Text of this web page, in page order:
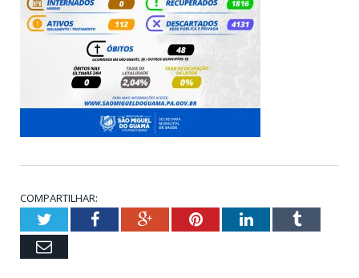
COMPARTILHAR:
TwitterFacebookGoogle+PinterestLinkedInTumblr
Email